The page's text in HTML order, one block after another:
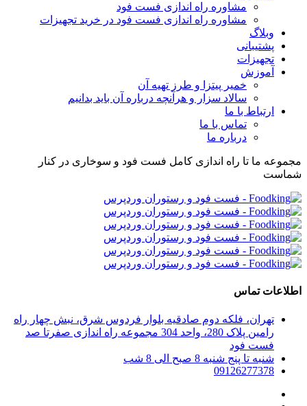
مشاوره راه اندازی فست فود
مشاوره راه اندازی فست فود در خرید تجهیزات
وبلاگ
پشتیبانی
تجهیزات
آموزش
خمیر پیتزا و طرز تهیه آن
سالاد سزار و هرآنچه درباره آن باید بدانیم
ارتباط با ما
تماس با ما
درباره ما
مجموعه ما تا راه اندازی کامل فست فود و سوخاری در کنار
شماست
اطلاعات تماس
تهران، فلکه دوم صادقیه بلوار فردوس شرق، نبش چهار راه
رامین پلاک 280، واحد 304 مجموعه راه اندازی صفرتا صد
فست فود
شنبه تا پنج شنبه 8 صبح الی 8 شب
09126277378